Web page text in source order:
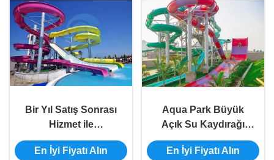
Bir Yıl Satış Sonrası
Hizmet ile
Özelleştirilmiş Renkli
Su Parkı Kaydırağı
En İyi Fiyatı Alın
Aqua Park Büyük
Açık Su Kaydırağı
Yetişkin Fiberglas
Boomerang Su
En İyi Fiyatı Alın